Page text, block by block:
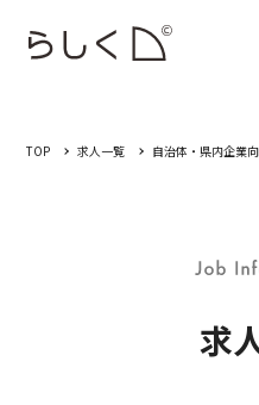
TOP 求人一覧 自治体・県内企業
求